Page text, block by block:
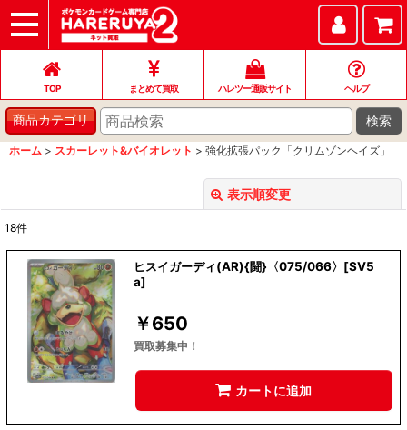
TOP
まとめて買取
ハレツー通販サイト
ヘルプ
お問い合わせ
TOP まとめて買取 ハレツー通販サイト ヘルプ
商品カテゴリ 検索
ホーム > スカーレット&バイオレット > 強化拡張パック「クリムゾンヘイズ」
表示順変更
並び順:
絞り込む
18件
ヒスイガーディ(AR){闘}〈075/066〉[SV5
a]
￥650
買取募集中！
カートに追加